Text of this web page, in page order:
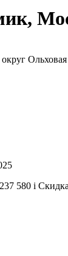
Ольховая
580 i